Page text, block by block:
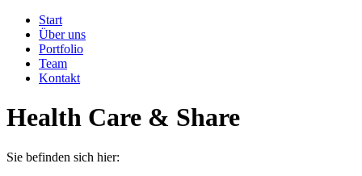
Start
Über uns
Portfolio
Team
Kontakt
Health Care & Share
Sie befinden sich hier: